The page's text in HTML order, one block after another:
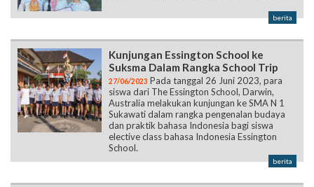
berita
Kunjungan Essington School ke
Suksma Dalam Rangka School Trip
27/06/2023 Pada tanggal 26 Juni 2023, para
siswa dari The Essington School, Darwin,
Australia melakukan kunjungan ke SMA N 1
Sukawati dalam rangka pengenalan budaya
dan praktik bahasa Indonesia bagi siswa
elective class bahasa Indonesia Essington
School.
berita